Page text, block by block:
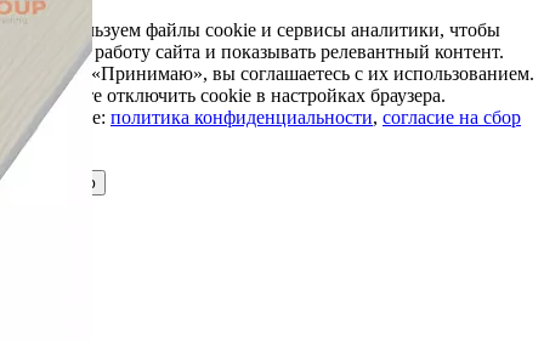
Мы используем файлы cookie и сервисы аналитики, чтобы
улучшить работу сайта и показывать релевантный контент.
Нажимая «Принимаю», вы соглашаетесь с их использованием.
Вы можете отключить cookie в настройках браузера.
Подробнее: политика конфиденциальности, согласие на сбор
cookie
Принимаю